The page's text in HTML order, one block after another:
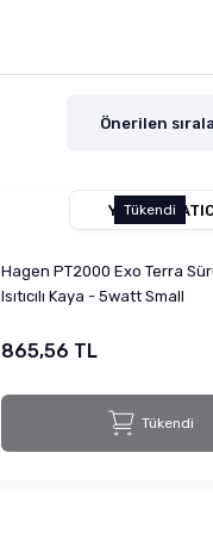
Tükendi
YETKILI
Hagen PT2000 Exo Terra
Isıtıcılı Kaya - 5watt Small
865,56 TL
Tükendi